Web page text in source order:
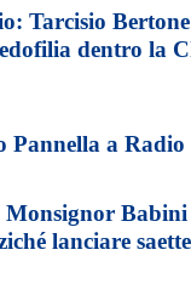
Tarcisio
dentro la
Pannella a Radio
lanciare